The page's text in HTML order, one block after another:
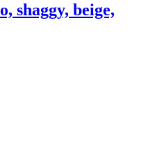
shaggy, beige,